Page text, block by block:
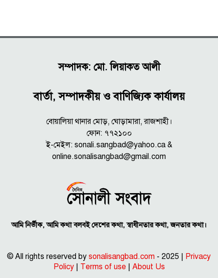
সম্পাদক: মো. লিয়াকত আলী
বার্তা, সম্পাদকীয় ও বাণিজ্যিক কার্যালয়
বোয়ালিয়া থানার মোড়, ঘোড়ামারা, রাজশাহী।
ফোন: ৭৭২১০০
ই-মেইল: sonali.sangbad@yahoo.ca &
online.sonalisangbad@gmail.com
আমি নির্ভীক, আমি কথা বলবই দেশের কথা, স্বাধীনতার কথা, জনতার কথা।
© All rights reserved by sonalisangbad.com - 2025 | Privacy
Policy| Terms of use | About Us